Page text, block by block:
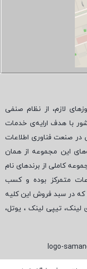
لازم، از نظام صنفی
با هدف ارایه‌ی خدمات
در صنعت فناوری اطلاعات
این مجموعه از همان
کاملی از برندهای نام
متمرکز بوده و کسب
که در سبد فروش این کلیه
تیپی لینک ، یوتل،